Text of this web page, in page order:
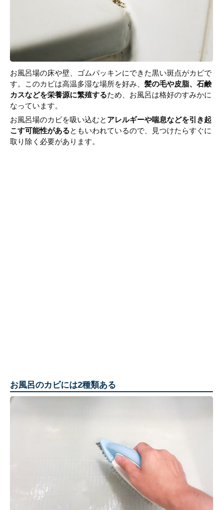
お風呂場の床や壁、ゴムパッキンにできた黒い斑点がカビで
す。このカビは高温多湿な場所を好み、 髪の毛や皮脂、石鹸
カスなどを栄養源に繁殖するため、お風呂は格好のすみかに
なっています。
お風呂場のカビを吸い込むと アレルギーや喘息などを引き起
こす可能性があるともいわれているので、見つけたらすぐに
取り除く必要があります。
お風呂のカビには2種類ある